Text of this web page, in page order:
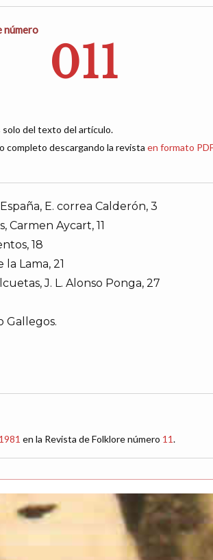
número
011
solo del texto del artículo.
completo descargando la revista en formato
E. correa Calderón, 3
Carmen Aycart, 11
18
la Lama, 21
J. L. Alonso Ponga, 27
Gallegos.
1981 en la Revista de Folklore número 11.